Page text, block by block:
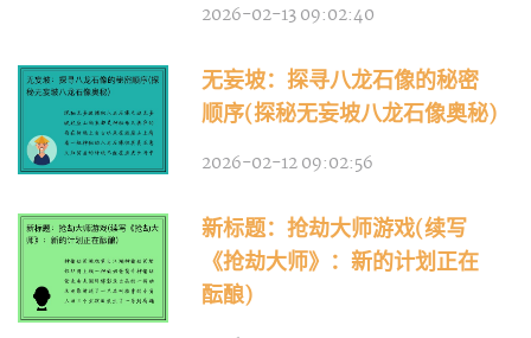
2026-02-13 09:02:40
无妄坡：探寻八龙石像的秘密
顺序(探秘无妄坡八龙石像奥秘)
2026-02-12 09:02:56
新标题：抢劫大师游戏(续写
《抢劫大师》：新的计划正在
酝酿)